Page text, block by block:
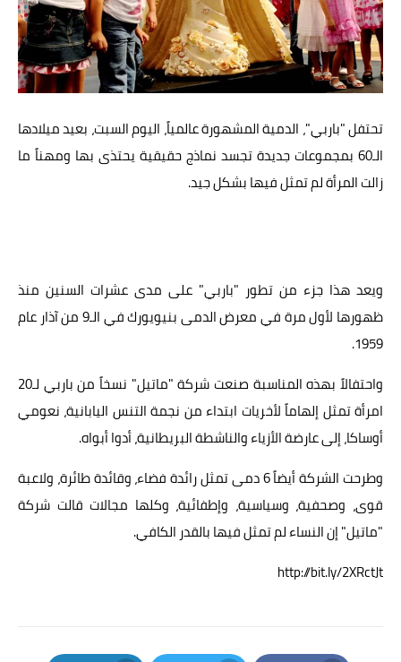
تحتفل "باربي"، الدمية المشهورة عالمياً، اليوم السبت، بعيد ميلادها
الـ60 بمجموعات جديدة تجسد نماذج حقيقية يحتذى بها ومهناً ما
زالت المرأة لم تمثل فيها بشكل جيد.
ويعد هذا جزء من تطور "باربي" على مدى عشرات السنين منذ
ظهورها لأول مرة في معرض الدمى بنيويورك في الـ9 من آذار عام
1959.
واحتفالاً بهذه المناسبة صنعت شركة "ماتيل" نسخاً من باربي لـ20
امرأة تمثل إلهاماً لأخريات ابتداء من نجمة التنس اليابانية، نعومي
أوساكا، إلى عارضة الأزياء والناشطة البريطانية، أدوا أبواه.
وطرحت الشركة أيضاً 6 دمى تمثل رائدة فضاء، وقائدة طائرة، ولاعبة
قوى، وصحفية، وسياسية، وإطفائية، وكلها مجالات قالت شركة
"ماتيل" إن النساء لم تمثل فيها بالقدر الكافي.
http://bit.ly/2XRctJt